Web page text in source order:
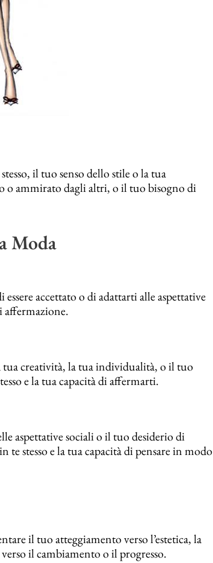
il tuo senso dello stile o la tua
o ammirato dagli altri, o il tuo bisogno di
Moda
accettato o di adattarti alle aspettative
affermazione.
tua creatività, la tua individualità, o il tuo
e la tua capacità di affermarti.
aspettative sociali o il tuo desiderio di
stesso e la tua capacità di pensare in modo
il tuo atteggiamento verso l’estetica, la
il cambiamento o il progresso.